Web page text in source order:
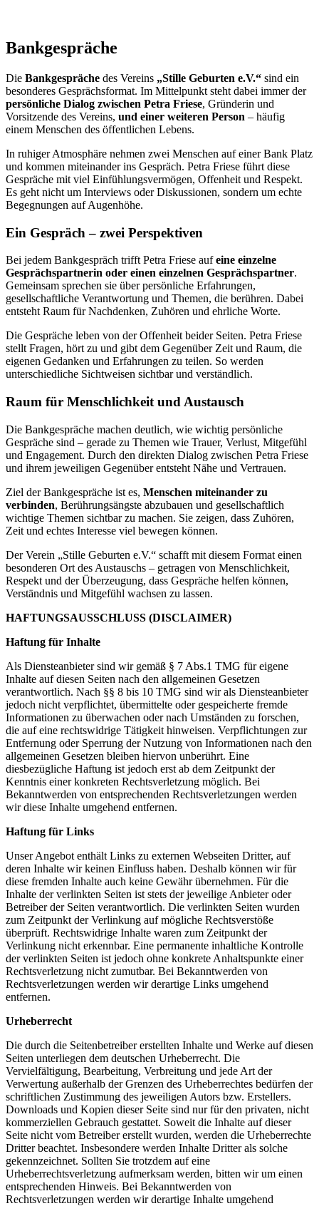
Bankgespräche
Die Bankgespräche des Vereins „Stille Geburten e.V.“ sind ein
besonderes Gesprächsformat. Im Mittelpunkt steht dabei immer der
persönliche Dialog zwischen Petra Friese, Gründerin und
Vorsitzende des Vereins, und einer weiteren Person – häufig
einem Menschen des öffentlichen Lebens.
In ruhiger Atmosphäre nehmen zwei Menschen auf einer Bank Platz
und kommen miteinander ins Gespräch. Petra Friese führt diese
Gespräche mit viel Einfühlungsvermögen, Offenheit und Respekt.
Es geht nicht um Interviews oder Diskussionen, sondern um echte
Begegnungen auf Augenhöhe.
Ein Gespräch – zwei Perspektiven
Bei jedem Bankgespräch trifft Petra Friese aufeine einzelne
Gesprächspartnerin oder einen einzelnen Gesprächspartner.
Gemeinsam sprechen sie über persönliche Erfahrungen,
gesellschaftliche Verantwortung und Themen, die berühren. Dabei
entsteht Raum für Nachdenken, Zuhören und ehrliche Worte.
Die Gespräche leben von der Offenheit beider Seiten. Petra Friese
stellt Fragen, hört zu und gibt dem Gegenüber Zeit und Raum, die
eigenen Gedanken und Erfahrungen zu teilen. So werden
unterschiedliche Sichtweisen sichtbar und verständlich.
Raum für Menschlichkeit und Austausch
Die Bankgespräche machen deutlich, wie wichtig persönliche
Gespräche sind – gerade zu Themen wie Trauer, Verlust, Mitgefühl
und Engagement. Durch den direkten Dialog zwischen Petra Friese
und ihrem jeweiligen Gegenüber entsteht Nähe und Vertrauen.
Ziel der Bankgespräche ist es, Menschen miteinander zu
verbinden, Berührungsängste abzubauen und gesellschaftlich
wichtige Themen sichtbar zu machen. Sie zeigen, dass Zuhören,
Zeit und echtes Interesse viel bewegen können.
Der Verein „Stille Geburten e.V.“ schafft mit diesem Format einen
besonderen Ort des Austauschs – getragen von Menschlichkeit,
Respekt und der Überzeugung, dass Gespräche helfen können,
Verständnis und Mitgefühl wachsen zu lassen.
HAFTUNGSAUSSCHLUSS (DISCLAIMER)
Haftung für Inhalte
Als Diensteanbieter sind wir gemäß § 7 Abs.1 TMG für eigene
Inhalte auf diesen Seiten nach den allgemeinen Gesetzen
verantwortlich. Nach §§ 8 bis 10 TMG sind wir als Diensteanbieter
jedoch nicht verpflichtet, übermittelte oder gespeicherte fremde
Informationen zu überwachen oder nach Umständen zu forschen,
die auf eine rechtswidrige Tätigkeit hinweisen. Verpflichtungen zur
Entfernung oder Sperrung der Nutzung von Informationen nach den
allgemeinen Gesetzen bleiben hiervon unberührt. Eine
diesbezügliche Haftung ist jedoch erst ab dem Zeitpunkt der
Kenntnis einer konkreten Rechtsverletzung möglich. Bei
Bekanntwerden von entsprechenden Rechtsverletzungen werden
wir diese Inhalte umgehend entfernen.
Haftung für Links
Unser Angebot enthält Links zu externen Webseiten Dritter, auf
deren Inhalte wir keinen Einfluss haben. Deshalb können wir für
diese fremden Inhalte auch keine Gewähr übernehmen. Für die
Inhalte der verlinkten Seiten ist stets der jeweilige Anbieter oder
Betreiber der Seiten verantwortlich. Die verlinkten Seiten wurden
zum Zeitpunkt der Verlinkung auf mögliche Rechtsverstöße
überprüft. Rechtswidrige Inhalte waren zum Zeitpunkt der
Verlinkung nicht erkennbar. Eine permanente inhaltliche Kontrolle
der verlinkten Seiten ist jedoch ohne konkrete Anhaltspunkte einer
Rechtsverletzung nicht zumutbar. Bei Bekanntwerden von
Rechtsverletzungen werden wir derartige Links umgehend
entfernen.
Urheberrecht
Die durch die Seitenbetreiber erstellten Inhalte und Werke auf diesen
Seiten unterliegen dem deutschen Urheberrecht. Die
Vervielfältigung, Bearbeitung, Verbreitung und jede Art der
Verwertung außerhalb der Grenzen des Urheberrechtes bedürfen der
schriftlichen Zustimmung des jeweiligen Autors bzw. Erstellers.
Downloads und Kopien dieser Seite sind nur für den privaten, nicht
kommerziellen Gebrauch gestattet. Soweit die Inhalte auf dieser
Seite nicht vom Betreiber erstellt wurden, werden die Urheberrechte
Dritter beachtet. Insbesondere werden Inhalte Dritter als solche
gekennzeichnet. Sollten Sie trotzdem auf eine
Urheberrechtsverletzung aufmerksam werden, bitten wir um einen
entsprechenden Hinweis. Bei Bekanntwerden von
Rechtsverletzungen werden wir derartige Inhalte umgehend